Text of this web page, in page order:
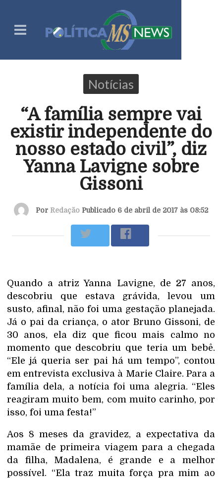
Notícias
“A família sempre vai
existir independente do
nosso estado civil”, diz
Yanna Lavigne sobre
Gissoni
Por Redação Publicado 6 de abril de 2017 às 08:52
Quando a atriz Yanna Lavigne, de 27 anos,
descobriu que estava grávida, levou um
susto, afinal, não foi uma gestação planejada.
Já o pai da criança, o ator Bruno Gissoni, de
30 anos, ela diz que ficou mais calmo no
momento que descobriu que teria um bebê.
“Ele já queria ser pai há um tempo”, contou
em entrevista exclusiva à Marie Claire. Para a
família dela, a notícia foi uma alegria. “Eles
reagiram muito bem, com muito carinho, por
isso, foi uma festa!”
Aos 8 meses da gravidez, a expectativa da
mamãe de primeira viagem para a chegada
da filha, Madalena, é grande e a melhor
possível. “Ela traz muita força pra mim ao